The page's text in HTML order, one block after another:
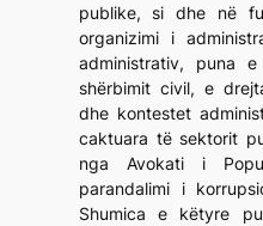
publike, si dhe në
organizimi i
administrativ, puna
shërbimit civil, e
dhe kontestet
caktuara të sektorit
nga Avokati i
parandalimi i
Shumica e këtyre